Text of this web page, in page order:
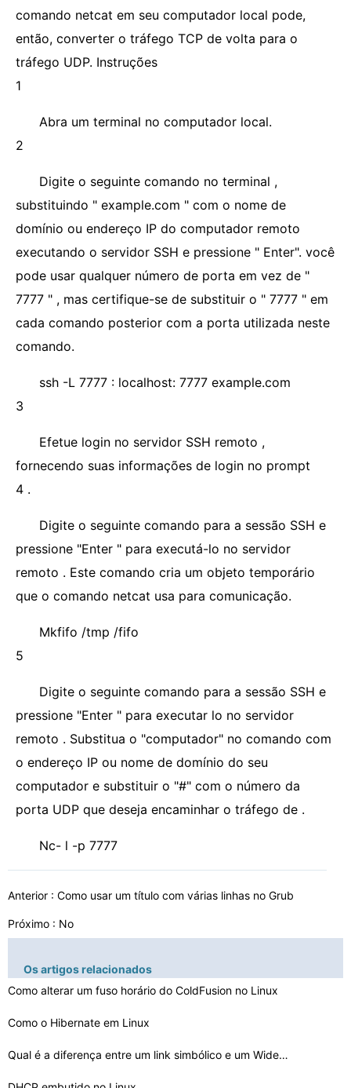
comando netcat em seu computador local pode,
então, converter o tráfego TCP de volta para o
tráfego UDP. Instruções
1
Abra um terminal no computador local.
2
Digite o seguinte comando no terminal ,
substituindo " example.com " com o nome de
domínio ou endereço IP do computador remoto
executando o servidor SSH e pressione " Enter". você
pode usar qualquer número de porta em vez de "
7777 " , mas certifique-se de substituir o " 7777 " em
cada comando posterior com a porta utilizada neste
comando.
ssh -L 7777 : localhost: 7777 example.com
3
Efetue login no servidor SSH remoto ,
fornecendo suas informações de login no prompt
4 .
Digite o seguinte comando para a sessão SSH e
pressione "Enter " para executá-lo no servidor
remoto . Este comando cria um objeto temporário
que o comando netcat usa para comunicação.
Mkfifo /tmp /fifo
5
Digite o seguinte comando para a sessão SSH e
pressione "Enter " para executar lo no servidor
remoto . Substitua o "computador" no comando com
o endereço IP ou nome de domínio do seu
computador e substituir o "#" com o número da
porta UDP que deseja encaminhar o tráfego de .
Nc- l -p 7777
Anterior : Como usar um título com várias linhas no Grub
Próximo : No
Os artigos relacionados
Como alterar um fuso horário do ColdFusion no Linux
Como o Hibernate em Linux
Qual é a diferença entre um link simbólico e um Wide…